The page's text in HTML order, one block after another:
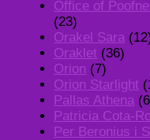
Office of
(23)
Orakel Sara
Oraklet (36)
Orion (7)
Orion Starlight
Pallas Athena
Patricia Cota-
Per Beronius i